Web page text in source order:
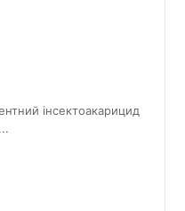
інсектоакарицид